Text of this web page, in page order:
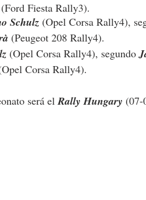
(Ford Fiesta Rally3).
Schulz (Opel Corsa Rally4),
(Peugeot 208 Rally4).
(Opel Corsa Rally4), segundo
Corsa Rally4).
será el Rally Hungary (07-